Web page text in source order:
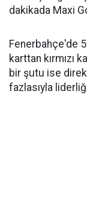
dakikada Maxi
Fenerbahçe'de
karttan kırmızı
bir şutu ise
fazlasıyla